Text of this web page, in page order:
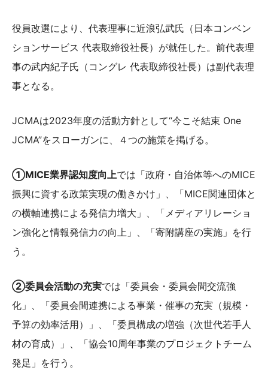
役員改選により、代表理事に近浪弘武氏（日本コンベン
ションサービス 代表取締役社長）が就任した。前代表理
事の武内紀子氏（コングレ 代表取締役社長）は副代表理
事となる。
JCMAは2023年度の活動方針として“今こそ結束 One
JCMA”をスローガンに、４つの施策を掲げる。
①MICE業界認知度向上では「政府・自治体等へのMICE
振興に資する政策実現の働きかけ」、「MICE関連団体と
の横軸連携による発信力増大」、「メディアリレーショ
ン強化と情報発信力の向上」、「寄附講座の実施」を行
う。
②委員会活動の充実では「委員会・委員会間交流強
化」、「委員会間連携による事業・催事の充実（規模・
予算の効率活用）」、「委員構成の増強（次世代若手人
材の育成）」、「協会10周年事業のプロジェクトチーム
発足」を行う。